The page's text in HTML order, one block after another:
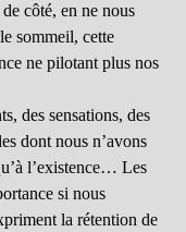
côté, en ne nous
sommeil, cette
ne pilotant plus nos
des sensations, des
dont nous n’avons
l’existence… Les
si nous
la rétention de